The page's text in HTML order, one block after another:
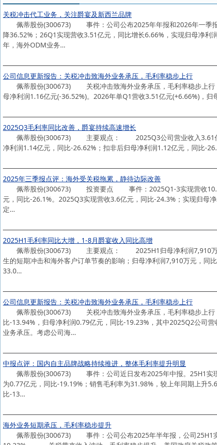
关税冲击代工业务，关注爵宴及新西兰品牌
佩蒂股份(300673) 事件：公司公布2025年年报和2026年一季报
降36.52%；26Q1实现营收3.51亿元，同比增长6.66%，实现归母
年，海外ODM业务…
公司信息更新报告：关税冲击致海外业务承压，毛利率稳步上行
佩蒂股份(300673) 关税冲击致海外业务承压，毛利率稳步上行
母净利润1.16亿元(-36.52%)。2026年单Q1营收3.51亿元(+6.66%)，
2025Q3毛利率同比改善，爵宴持续高速增长
佩蒂股份(300673) 主要观点： 2025Q3公司营业收入3.61亿
净利润1.14亿元，同比-26.62%；扣非后归母净利润1.12亿元，同比-
2025年三季报点评：海外受关税拖累，静待边际改善
佩蒂股份(300673) 投资要点 事件：2025Q1-3实现营收10.9亿
元，同比-26.1%。2025Q3实现营收3.6亿元，同比-24.3%；实现归
定…
2025H1毛利率同比大增，1-8月爵宴收入同比高增
佩蒂股份(300673) 主要观点： 2025H1归母净利润7,910万元
生的短期冲击和海外客户订单节奏的影响；归母净利润7,910万元，
33.0…
公司信息更新报告：关税冲击致海外业务承压，毛利率稳步上行
佩蒂股份(300673) 关税冲击致海外业务承压，毛利率稳步上行
比-13.94%，归母净利润0.79亿元，同比-19.23%，其中2025Q2公司
业务承压。考虑公司海…
中报点评：国内自主品牌战略持续推进，整体毛利率提升明显
佩蒂股份(300673) 事件：公司近日发布2025年中报。25H1实现
为0.77亿元，同比-19.19%；销售毛利率为31.98%，较上年同期上升
比-13…
海外业务短期承压，毛利率稳步提升
佩蒂股份(300673) 事件：公司公布2025年半年报，公司25H1实